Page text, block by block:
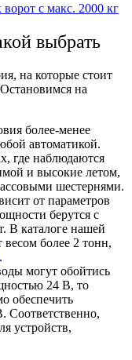
с макс. 2000 кг
выбрать
на которые стоит
на
более-менее
автоматикой.
где наблюдаются
и высокие летом,
шестернями.
от параметров
берутся с
В каталоге нашей
более 2 тонн,
.
могут обойтись
24 В, то
обеспечить
Соответственно,
устройств,